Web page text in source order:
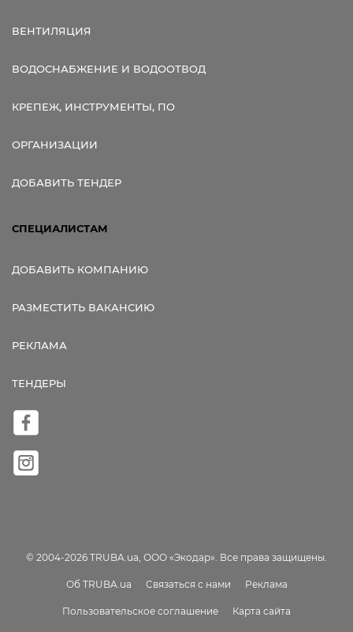
ВЕНТИЛЯЦИЯ
ВОДОСНАБЖЕНИЕ И ВОДООТВОД
КРЕПЕЖ, ИНСТРУМЕНТЫ, ПО
ОРГАНИЗАЦИИ
ДОБАВИТЬ ТЕНДЕР
СПЕЦИАЛИСТАМ
ДОБАВИТЬ КОМПАНИЮ
РАЗМЕСТИТЬ ВАКАНСИЮ
РЕКЛАМА
ТЕНДЕРЫ
© 2004-2026 TRUBA.ua, ООО «Экодар». Все права защищены.
Об TRUBA.ua Связаться с нами Реклама
Пользовательское соглашение Карта сайта